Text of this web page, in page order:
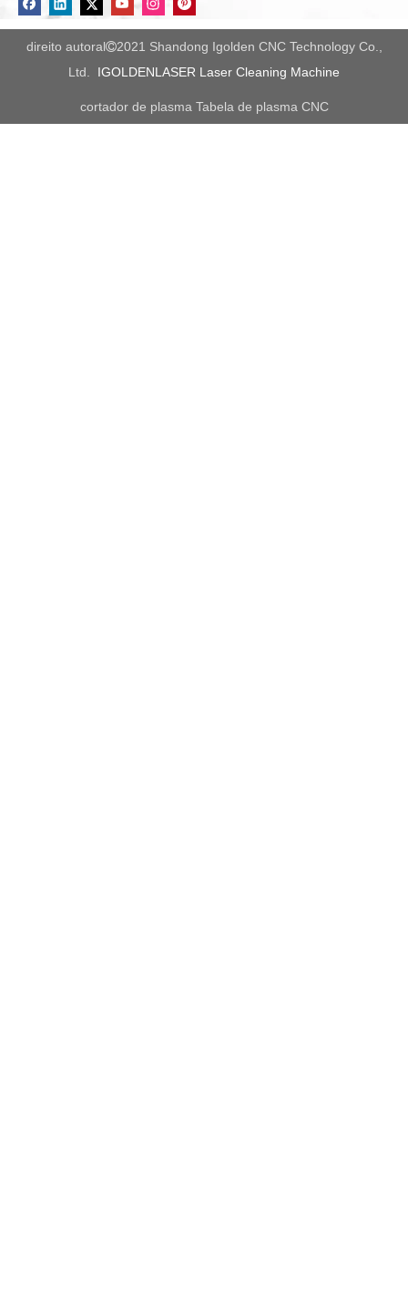
direito autoral2021 Shandong Igolden CNC Technology Co.,
Ltd. IGOLDENLASER Laser Cleaning Machine
cortador de plasma Tabela de plasma CNC